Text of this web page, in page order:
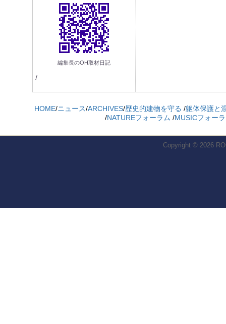
編集長のOH取材日記
/
HOME/ニュース/ARCHIVES/歴史的建物を守る /躯体保護と
/NATUREフォーラム /MUSICフォー
Copyright © 2026